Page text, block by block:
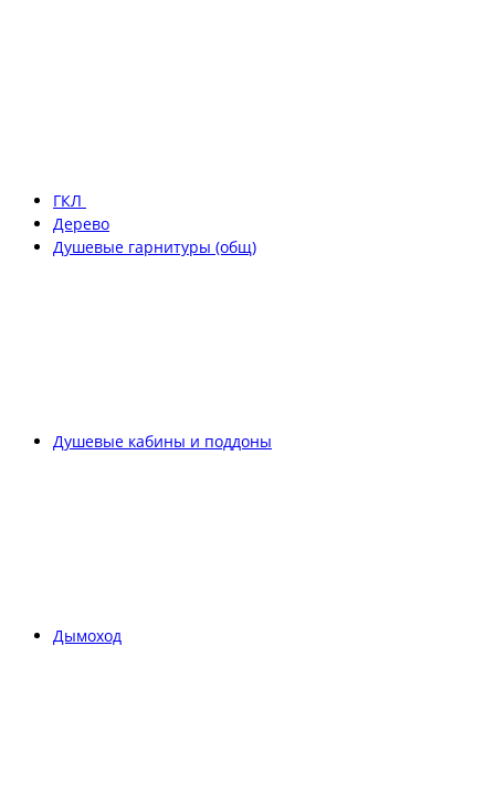
ГКЛ
Дерево
Душевые гарнитуры (общ)
Душевые кабины и поддоны
Дымоход